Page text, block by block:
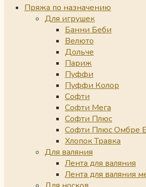
Пряжа по назначению
Для игрушек
Банни Беби
Велюто
Дольче
Париж
Пуффи
Пуффи Колор
Софти
Софти Мега
Софти Плюс
Софти Плюс Омбре
Хлопок Травка
Для валяния
Лента для валяния
Лента для валяния